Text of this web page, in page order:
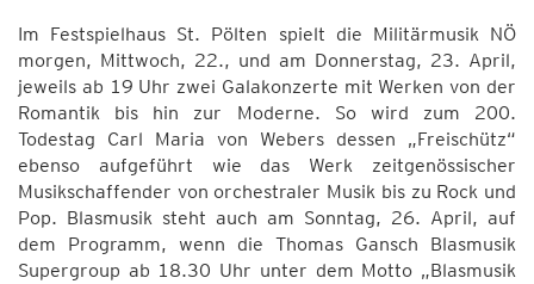
Im Festspielhaus St. Pölten spielt die Militärmusik NÖ
morgen, Mittwoch, 22., und am Donnerstag, 23. April,
jeweils ab 19 Uhr zwei Galakonzerte mit Werken von der
Romantik bis hin zur Moderne. So wird zum 200.
Todestag Carl Maria von Webers dessen „Freischütz“
ebenso aufgeführt wie das Werk zeitgenössischer
Musikschaffender von orchestraler Musik bis zu Rock und
Pop. Blasmusik steht auch am Sonntag, 26. April, auf
dem Programm, wenn die Thomas Gansch Blasmusik
Supergroup ab 18.30 Uhr unter dem Motto „Blasmusik